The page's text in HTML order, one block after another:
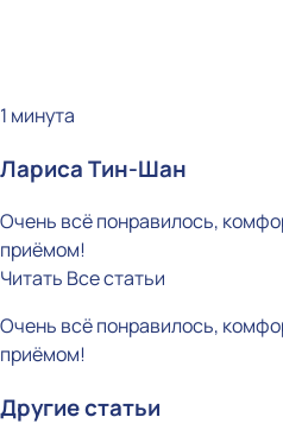
1 минута
Лариса Тин-Шан
Очень всё понравилось,
приёмом!
Читать Все статьи
Очень всё понравилось,
приёмом!
Другие статьи